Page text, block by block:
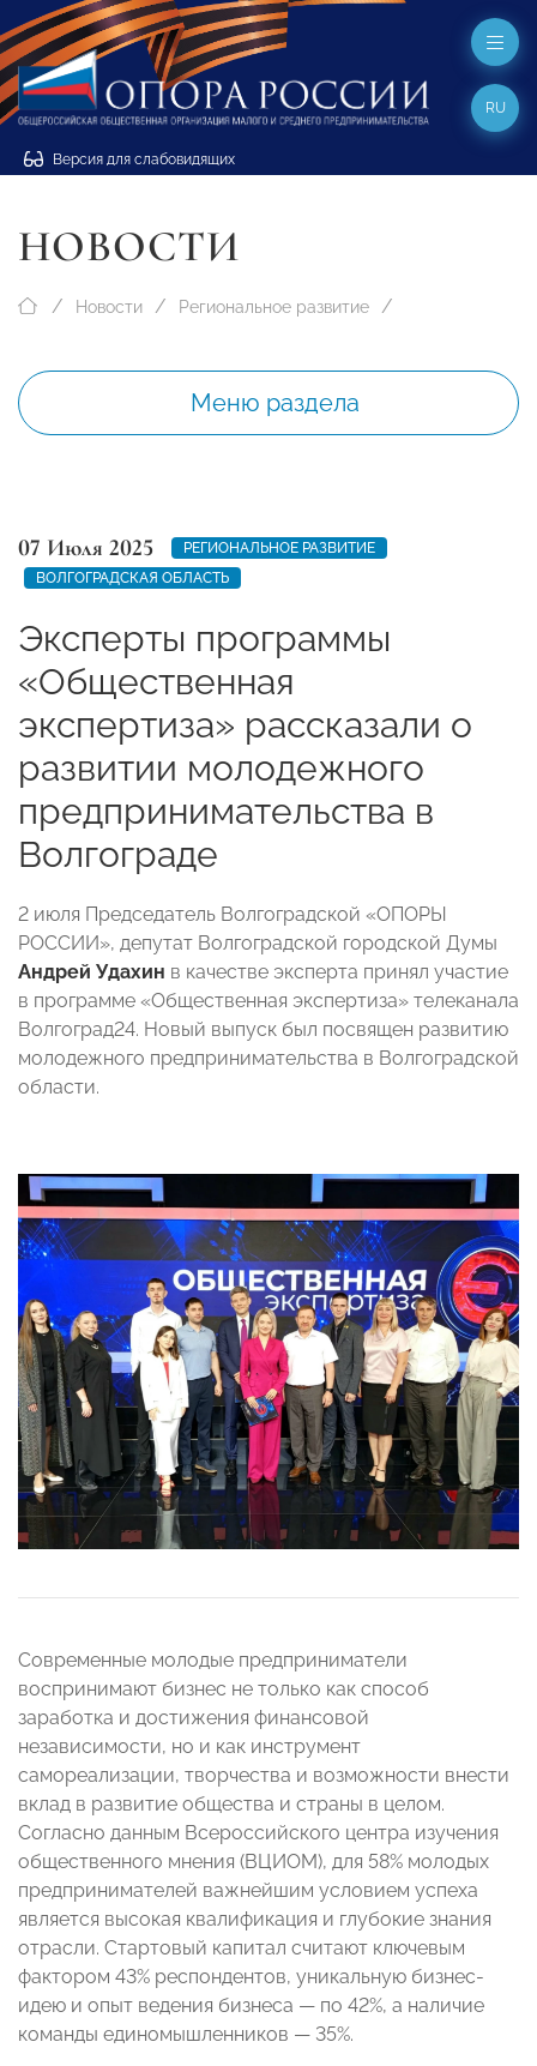
Версия для слабовидящих
RU
НОВОСТИ
Новости Региональное развитие
Меню раздела
07 Июля 2025
РЕГИОНАЛЬНОЕ РАЗВИТИЕ
ВОЛГОГРАДСКАЯ ОБЛАСТЬ
Эксперты программы
«Общественная
экспертиза» рассказали о
развитии молодежного
предпринимательства в
Волгограде
2 июля Председатель Волгоградской «ОПОРЫ
РОССИИ», депутат Волгоградской городской Думы
Андрей Удахин в качестве эксперта принял участие
в программе «Общественная экспертиза» телеканала
Волгоград24. Новый выпуск был посвящен развитию
молодежного предпринимательства в Волгоградской
области.
Современные молодые предприниматели
воспринимают бизнес не только как способ
заработка и достижения финансовой
независимости, но и как инструмент
самореализации, творчества и возможности внести
вклад в развитие общества и страны в целом.
Согласно данным Всероссийского центра изучения
общественного мнения (ВЦИОМ), для 58% молодых
предпринимателей важнейшим условием успеха
является высокая квалификация и глубокие знания
отрасли. Стартовый капитал считают ключевым
фактором 43% респондентов, уникальную бизнес-
идею и опыт ведения бизнеса — по 42%, а наличие
команды единомышленников — 35%.